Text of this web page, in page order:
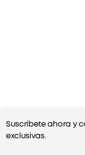
Suscríbete ahora y
exclusivas.